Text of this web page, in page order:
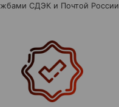
СДЭК и Почтой России